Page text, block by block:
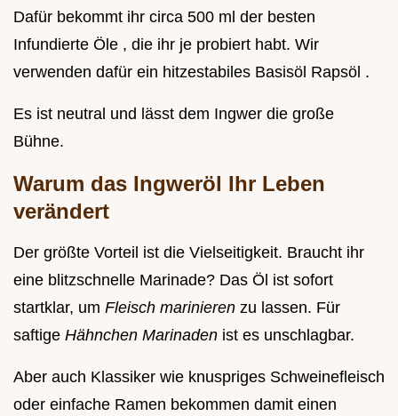
Dafür bekommt ihr circa 500 ml der besten
Infundierte Öle , die ihr je probiert habt. Wir
verwenden dafür ein hitzestabiles Basisöl Rapsöl .
Es ist neutral und lässt dem Ingwer die große
Bühne.
Warum das Ingweröl Ihr Leben
verändert
Der größte Vorteil ist die Vielseitigkeit. Braucht ihr
eine blitzschnelle Marinade? Das Öl ist sofort
startklar, um Fleisch marinieren zu lassen. Für
saftige Hähnchen Marinaden ist es unschlagbar.
Aber auch Klassiker wie knuspriges Schweinefleisch
oder einfache Ramen bekommen damit einen